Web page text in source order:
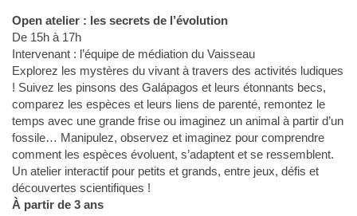
Open atelier : les secrets de l’évolution
De 15h à 17h
Intervenant : l’équipe de médiation du Vaisseau
Explorez les mystères du vivant à travers des activités ludiques
! Suivez les pinsons des Galápagos et leurs étonnants becs,
comparez les espèces et leurs liens de parenté, remontez le
temps avec une grande frise ou imaginez un animal à partir d’un
fossile… Manipulez, observez et imaginez pour comprendre
comment les espèces évoluent, s’adaptent et se ressemblent.
Un atelier interactif pour petits et grands, entre jeux, défis et
découvertes scientifiques !
À partir de 3 ans